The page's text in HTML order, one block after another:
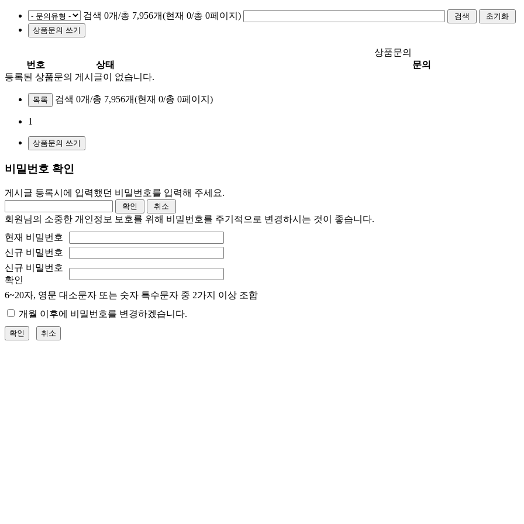
검색 0개/총 7,956개(현재 0/총 0페이지)
상품문의
번호
상태
문의
등록된 상품문의 게시글이 없습니다.
목록 검색 0개/총 7,956개(현재 0/총 0페이지)
1
비밀번호 확인
게시글 등록시에 입력했던 비밀번호를 입력해 주세요.
회원님의 소중한 개인정보 보호를 위해 비밀번호를 주기적으로 변경하시는 것이 좋습니다.
현재 비밀번호
신규 비밀번호
신규 비밀번호
확인
6~20자, 영문 대소문자 또는 숫자 특수문자 중 2가지 이상 조합
개월 이후에 비밀번호를 변경하겠습니다.
확인 취소